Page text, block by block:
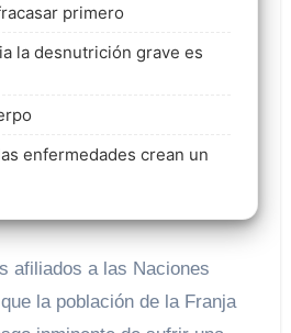
primero
la desnutrición grave es
enfermedades crean un
la población de la Franja